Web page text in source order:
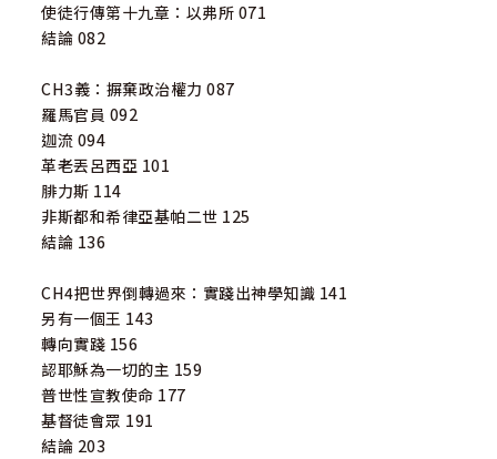
使徒行傳第十九章：以弗所 071
結論 082
CH3義：摒棄政治權力 087
羅馬官員 092
迦流 094
革老丟呂西亞 101
腓力斯 114
非斯都和希律亞基帕二世 125
結論 136
CH4把世界倒轉過來：實踐出神學知識 141
另有一個王 143
轉向實踐 156
認耶穌為一切的主 159
普世性宣教使命 177
基督徒會眾 191
結論 203